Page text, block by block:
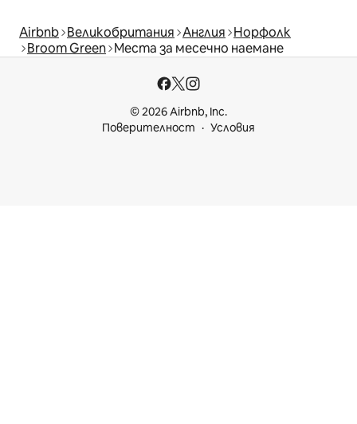
Airbnb Великобритания Англия Норфолк
Broom Green Места за месечно наемане
© 2026 Airbnb, Inc.
Поверителност
Условия